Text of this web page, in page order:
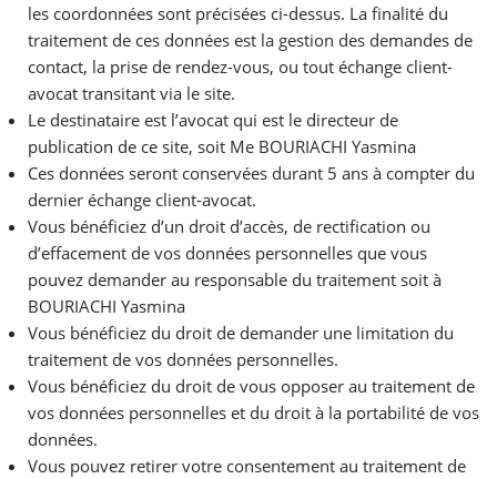
les coordonnées sont précisées ci-dessus. La finalité du
traitement de ces données est la gestion des demandes de
contact, la prise de rendez-vous, ou tout échange client-
avocat transitant via le site.
Le destinataire est l’avocat qui est le directeur de
publication de ce site, soit Me BOURIACHI Yasmina
Ces données seront conservées durant 5 ans à compter du
dernier échange client-avocat.
Vous bénéficiez d’un droit d’accès, de rectification ou
d’effacement de vos données personnelles que vous
pouvez demander au responsable du traitement soit à
BOURIACHI Yasmina
Vous bénéficiez du droit de demander une limitation du
traitement de vos données personnelles.
Vous bénéficiez du droit de vous opposer au traitement de
vos données personnelles et du droit à la portabilité de vos
données.
Vous pouvez retirer votre consentement au traitement de